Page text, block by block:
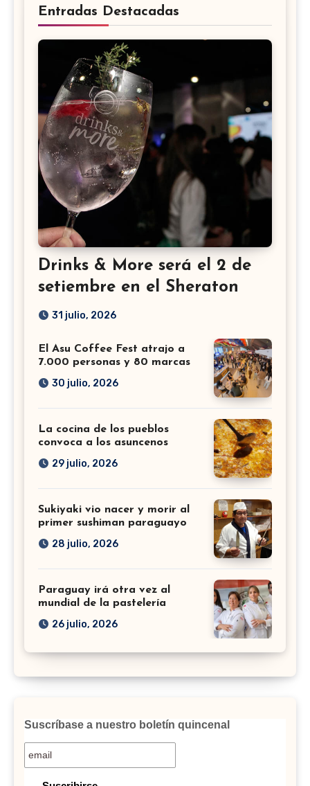
Entradas Destacadas
Drinks & More será el 2 de
setiembre en el Sheraton
31 julio, 2026
El Asu Coffee Fest atrajo a
7.000 personas y 80 marcas
30 julio, 2026
La cocina de los pueblos
convoca a los asuncenos
29 julio, 2026
Sukiyaki vio nacer y morir al
primer sushiman paraguayo
28 julio, 2026
Paraguay irá otra vez al
mundial de la pastelería
26 julio, 2026
Suscríbase a nuestro boletín quincenal